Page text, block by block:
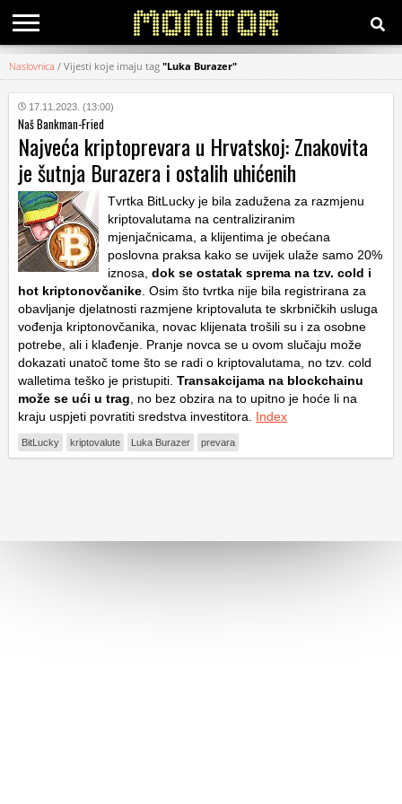
KATEGORIJE
HRVATSKI
WEB
Naslovnica / Vijesti koje imaju tag "Luka Burazer"
17.11.2023. (13:00)
Naš Bankman-Fried
Najveća kriptoprevara u Hrvatskoj: Znakovita
je šutnja Burazera i ostalih uhićenih
Tvrtka BitLucky je bila zadužena za razmjenu
kriptovalutama na centraliziranim
mjenjačnicama, a klijentima je obećana
poslovna praksa kako se uvijek ulaže samo 20%
iznosa, dok se ostatak sprema na tzv. cold i
hot kriptonovčanike . Osim što tvrtka nije bila registrirana za
obavljanje djelatnosti razmjene kriptovaluta te skrbničkih usluga
vođenja kriptonovčanika, novac klijenata trošili su i za osobne
potrebe, ali i klađenje. Pranje novca se u ovom slučaju može
dokazati unatoč tome što se radi o kriptovalutama, no tzv. cold
walletima teško je pristupiti. Transakcijama na blockchainu
može se ući u trag , no bez obzira na to upitno je hoće li na
kraju uspjeti povratiti sredstva investitora. Index
BitLucky kriptovalute Luka Burazer prevara